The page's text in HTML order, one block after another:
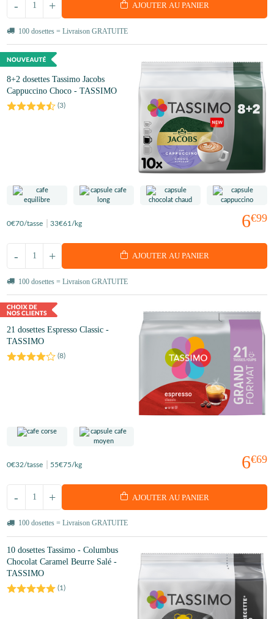
+
- AJOUTER AU PANIER
100 dosettes = Livraison GRATUITE
8+2 dosettes Tassimo Jacobs
Cappuccino Choco - TASSIMO
(3)
6€99
0€70/tasse 33€61 /kg
+
- AJOUTER AU PANIER
100 dosettes = Livraison GRATUITE
21 dosettes Espresso Classic -
TASSIMO
(8)
6€69
0€32/tasse 55€75/kg
+
- AJOUTER AU PANIER
100 dosettes = Livraison GRATUITE
10 dosettes Tassimo - Columbus
Chocolat Caramel Beurre Salé -
TASSIMO
(1)